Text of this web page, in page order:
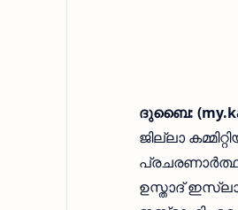
ദുബൈ:
ജില്ലാ
ഉസ്താദ്